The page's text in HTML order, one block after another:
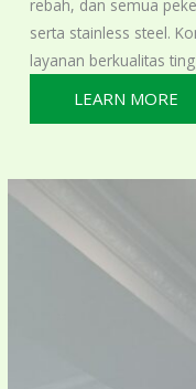
rebah, dan semua
serta stainless steel.
layanan berkualitas
LEARN MORE